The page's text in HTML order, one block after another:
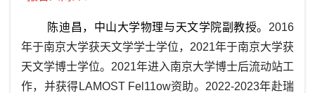
陈迪昌，中山大学物理与天文学院副教授。 2016
年于南京大学获天文学学士学位， 2021年于南京大学获
天文学博士学位。 2021年进入南京大学博士后流动站工
作，并获得 LAMOST Fel11ow资助。 2022-2023年赴瑞